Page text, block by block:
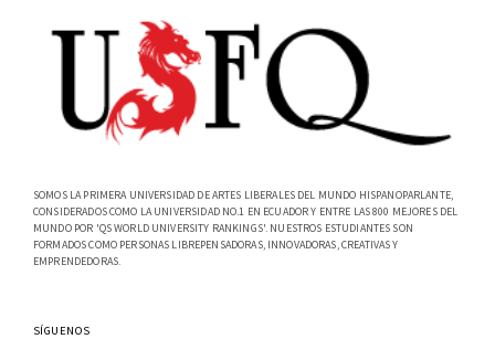
SOMOS LA PRIMERA UNIVERSIDAD DE ARTES LIBERALES DEL MUNDO HISPANOPARLANTE,
CONSIDERADOS COMO LA UNIVERSIDAD NO.1 EN ECUADOR Y ENTRE LAS 800 MEJORES DEL
MUNDO POR 'QS WORLD UNIVERSITY RANKINGS'. NUESTROS ESTUDIANTES SON
FORMADOS COMO PERSONAS LIBREPENSADORAS, INNOVADORAS, CREATIVAS Y
EMPRENDEDORAS.
SÍGUENOS